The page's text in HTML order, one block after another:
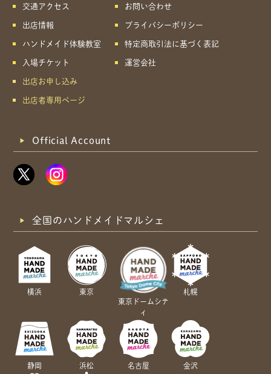
交通アクセス
出店情報
ハンドメイド体験教室
入場チケット
出店お申し込み
出店者専用ページ
お問い合わせ
プライバシーポリシー
特定商取引法に基づく表記
運営会社
Official Account
全国のハンドメイドマルシェ
横浜
東京
東京ドームシテ
ィ
札幌
静岡 浜松 名古屋 金沢